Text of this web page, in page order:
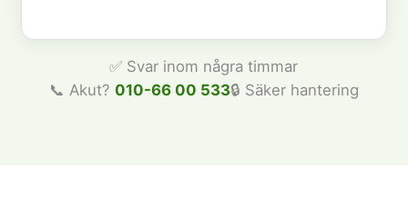
✅ Svar inom några timmar
📞 Akut? 010-66 00 533🔒 Säker hantering